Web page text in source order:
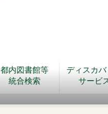
都内図書館等
統合検索
ディスカバ
サービ